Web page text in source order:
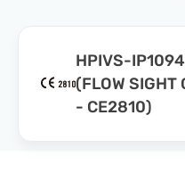
HPIVS-
(FLOW SIGHT
- CE2810)